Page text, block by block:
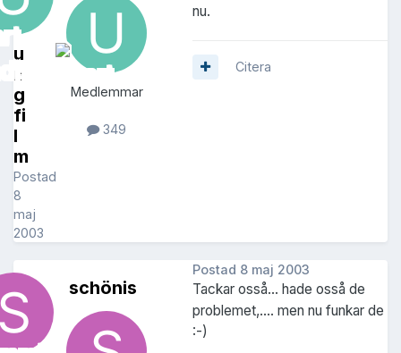
u
n
g
fi
l
m
Postad
8
maj
2003
Medlemmar
349
nu.
Citera
schönis
Postad 8 maj 2003
Tackar osså... hade osså de
problemet,.... men nu funkar de
:-)